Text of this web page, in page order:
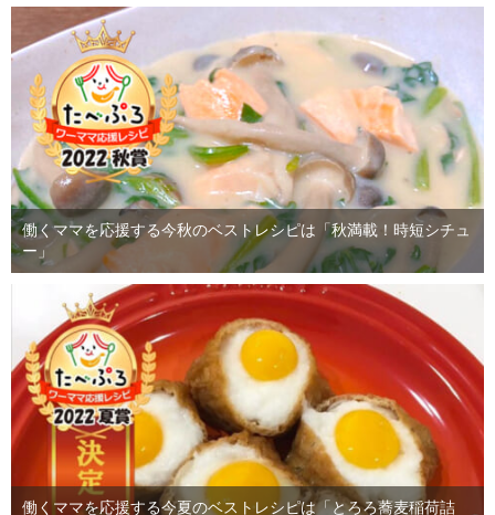
働くママを応援する今秋のベストレシピは「秋満載！時短シチュ
ー」
働くママを応援する今夏のベストレシピは「とろろ蕎麦稲荷詰